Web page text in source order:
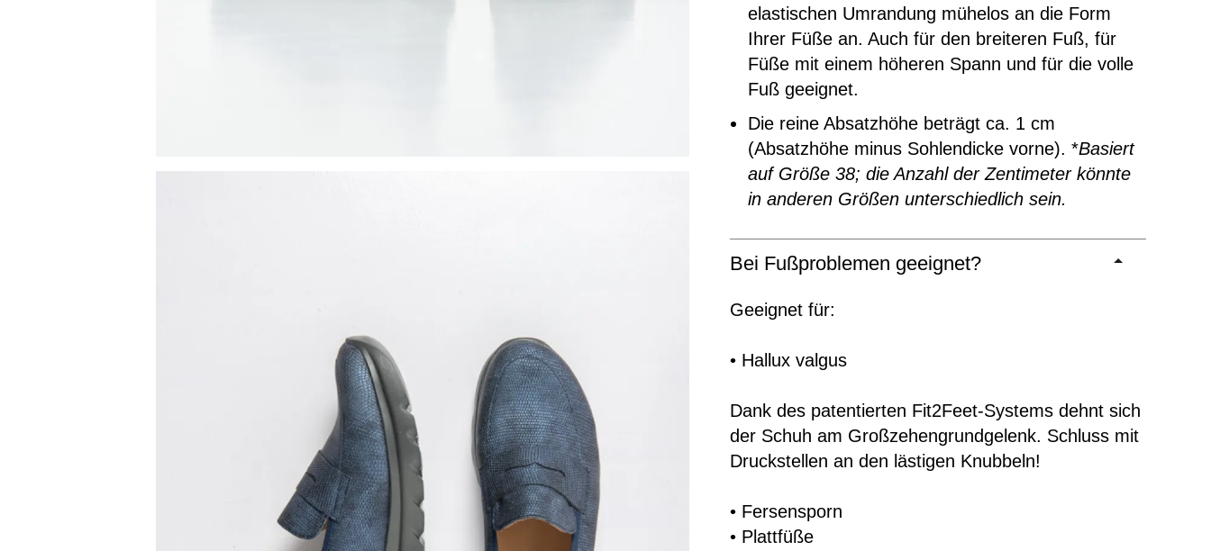
elastischen Umrandung mühelos an die Form
Ihrer Füße an. Auch für den breiteren Fuß, für
Füße mit einem höheren Spann und für die volle
Fuß geeignet.
Die reine Absatzhöhe beträgt ca. 1 cm
(Absatzhöhe minus Sohlendicke vorne). *Basiert
auf Größe 38; die Anzahl der Zentimeter könnte
in anderen Größen unterschiedlich sein.
Bei Fußproblemen geeignet?
Geeignet für:
• Hallux valgus
Dank des patentierten Fit2Feet-Systems dehnt sich
der Schuh am Großzehengrundgelenk. Schluss mit
Druckstellen an den lästigen Knubbeln!
• Fersensporn
• Plattfüße